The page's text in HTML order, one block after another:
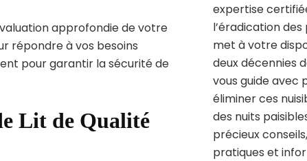
approfondie de votre
répondre à vos besoins
pour garantir la sécurité de
Lit de Qualité
expertise
l’éradication des
met à votre
deux décennies
vous guide avec
éliminer ces
des nuits
précieux
pratiques et